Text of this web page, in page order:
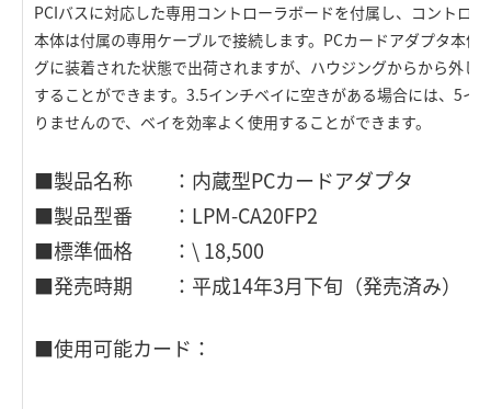
PCIバスに対応した専用コントローラボードを付属し、コントロ
本体は付属の専用ケーブルで接続します。PCカードアダプタ本体
グに装着された状態で出荷されますが、ハウジングからから外し
することができます。3.5インチベイに空きがある場合には、5イ
りませんので、ベイを効率よく使用することができます。
■製品名称 ：内蔵型PCカードアダプタ
■製品型番 ：LPM-CA20FP2
■標準価格 ：\ 18,500
■発売時期 ：平成14年3月下旬（発売済み）
■使用可能カード：